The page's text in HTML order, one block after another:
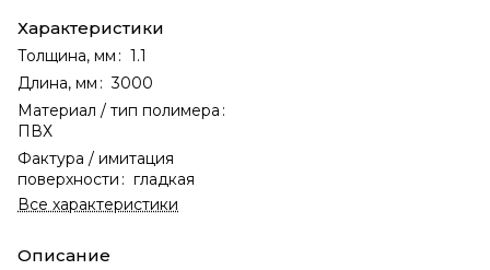
Характеристики
Толщина, мм : 1.1
Длина, мм : 3000
Материал / тип полимера :
ПВХ
Фактура / имитация
поверхности : гладкая
Все характеристики
Описание